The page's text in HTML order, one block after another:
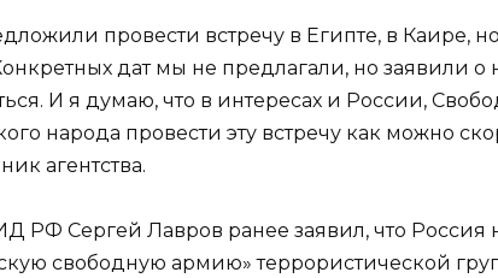
провести встречу в Египте, в Каире,
дат мы не предлагали, но заявили о
И я думаю, что в интересах и России,
народа провести эту встречу как можно
агентства.
РФ Сергей Лавров ранее заявил, что Россия
свободную армию» террористической